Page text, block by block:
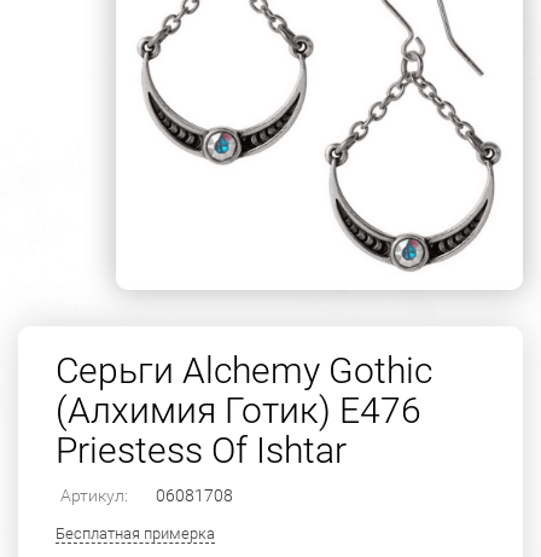
Серьги Alchemy Gothic
(Алхимия Готик) E476
Priestess Of Ishtar
Артикул: 06081708
Бесплатная примерка